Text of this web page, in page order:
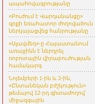
ապահովագրությանը
«Բուժում է Վարդանանցը»
գրքի եռահատոր ժողովածուն
ներկայացվեց հանրությանը
«Սլավմեդ»-ը Հայաստանում
առաջինն է ներդրել
ռոբոտային վիրաբուժության
համակարգ
Նոյեմբերի 1-ին և 2-ին,
«Ընտանեկան բժշկություն»
թեմայով 12-րդ գիտաժողով՝
միջազգային